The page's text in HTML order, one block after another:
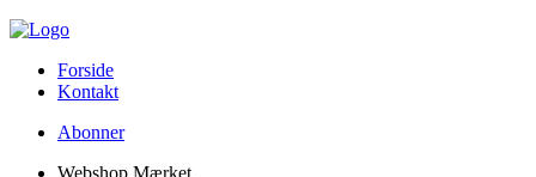
Forside
Kontakt
Abonner
Webshop Mærket